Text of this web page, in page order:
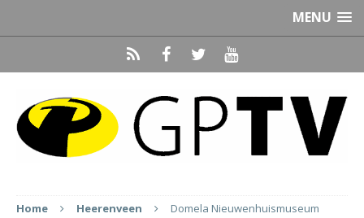
MENU
Home Heerenveen
Domela Nieuwenhuismuseum